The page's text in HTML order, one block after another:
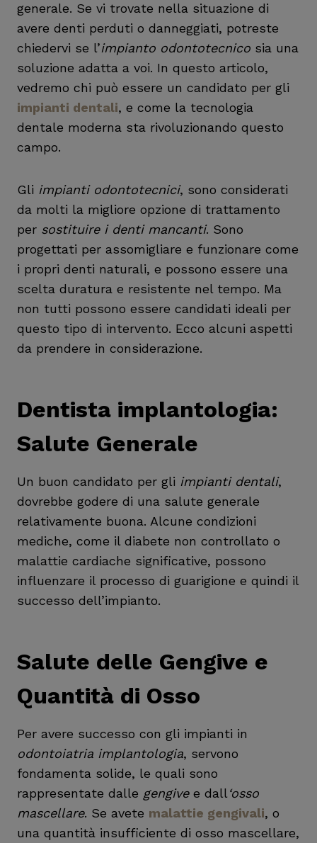
generale. Se vi trovate nella situazione di
avere denti perduti o danneggiati, potreste
chiedervi se l’impianto odontotecnico sia una
soluzione adatta a voi. In questo articolo,
vedremo chi può essere un candidato per gli
impianti dentali, e come la tecnologia
dentale moderna sta rivoluzionando questo
campo.
Gli impianti odontotecnici, sono considerati
da molti la migliore opzione di trattamento
per sostituire i denti mancanti. Sono
progettati per assomigliare e funzionare come
i propri denti naturali, e possono essere una
scelta duratura e resistente nel tempo. Ma
non tutti possono essere candidati ideali per
questo tipo di intervento. Ecco alcuni aspetti
da prendere in considerazione.
Dentista implantologia:
Salute Generale
Un buon candidato per gli impianti dentali,
dovrebbe godere di una salute generale
relativamente buona. Alcune condizioni
mediche, come il diabete non controllato o
malattie cardiache significative, possono
influenzare il processo di guarigione e quindi il
successo dell’impianto.
Salute delle Gengive e
Quantità di Osso
Per avere successo con gli impianti in
odontoiatria implantologia, servono
fondamenta solide, le quali sono
rappresentate dalle gengivee dall‘osso
mascellare. Se avete malattie gengivali, o
una quantità insufficiente di osso mascellare,